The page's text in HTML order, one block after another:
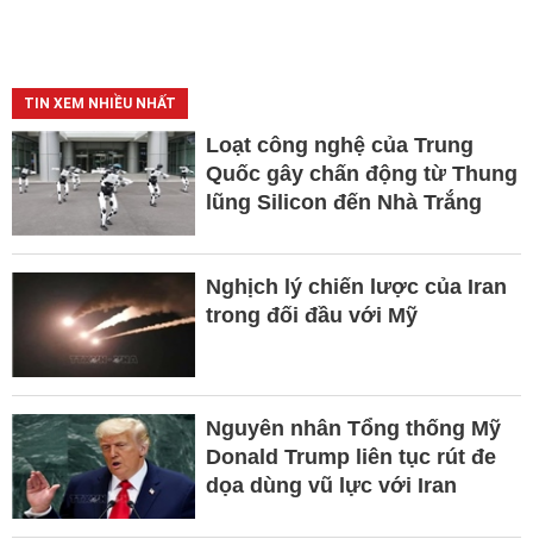
TIN XEM NHIỀU NHẤT
Loạt công nghệ của Trung
Quốc gây chấn động từ Thung
lũng Silicon đến Nhà Trắng
Nghịch lý chiến lược của Iran
trong đối đầu với Mỹ
Nguyên nhân Tổng thống Mỹ
Donald Trump liên tục rút đe
dọa dùng vũ lực với Iran